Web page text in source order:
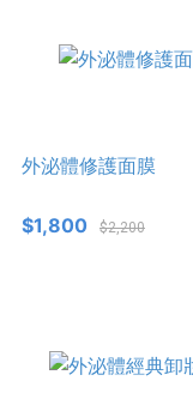
外泌體修護面膜
$1,800 $2,200